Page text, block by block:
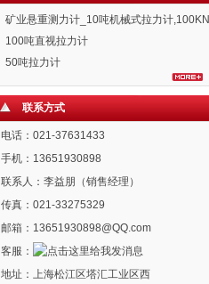
矿业悬重测力计_10吨机械式拉力计,100KN
拉力表
100吨直视拉力计
50吨拉力计
联系方式
电话：021-37631433
手机：13651930898
联系人：李益朋（销售经理）
传真：021-33275329
邮箱：13651930898@QQ.com
客服：
地址：上海松江区塔汇工业区西